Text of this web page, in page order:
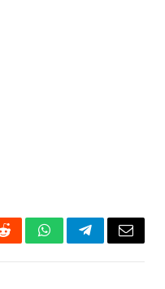
RedditWhatsAppTelegramEmail